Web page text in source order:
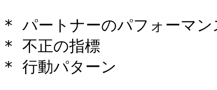
* パートナーのパフォーマン
* 不正の指標
* 行動パターン